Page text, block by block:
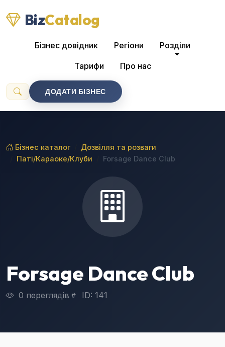
BizCatalog
Бізнес довідник Регіони Розділи
Тарифи Про нас
ДОДАТИ БІЗНЕС
Бізнес каталог
Дозвілля та розваги
Паті/Караоке/Клуби
Forsage Dance Club
Forsage Dance Club
0 переглядів ID: 141